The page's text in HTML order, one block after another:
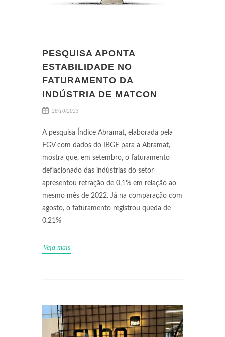
PESQUISA APONTA
ESTABILIDADE NO
FATURAMENTO DA
INDÚSTRIA DE MATCON
26/10/2023
A pesquisa Índice Abramat, elaborada pela
FGV com dados do IBGE para a Abramat,
mostra que, em setembro, o faturamento
deflacionado das indústrias do setor
apresentou retração de 0,1% em relação ao
mesmo mês de 2022. Já na comparação com
agosto, o faturamento registrou queda de
0,21%
Veja mais